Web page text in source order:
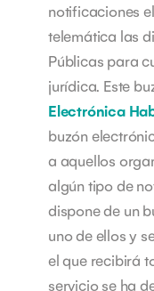
notificaciones
telemática las
Públicas para
jurídica. Este
Electrónica
buzón
a aquellos
algún tipo de
dispone de un
uno de ellos y
el que recibirá
servicio se ha